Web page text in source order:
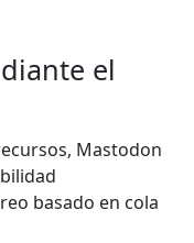
el
Mastodon
basado en cola